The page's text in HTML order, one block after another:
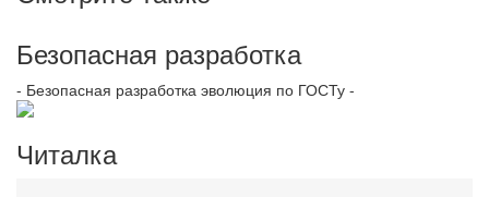
Безопасная разработка
- Безопасная разработка эволюция по ГОСТу -
Читалка